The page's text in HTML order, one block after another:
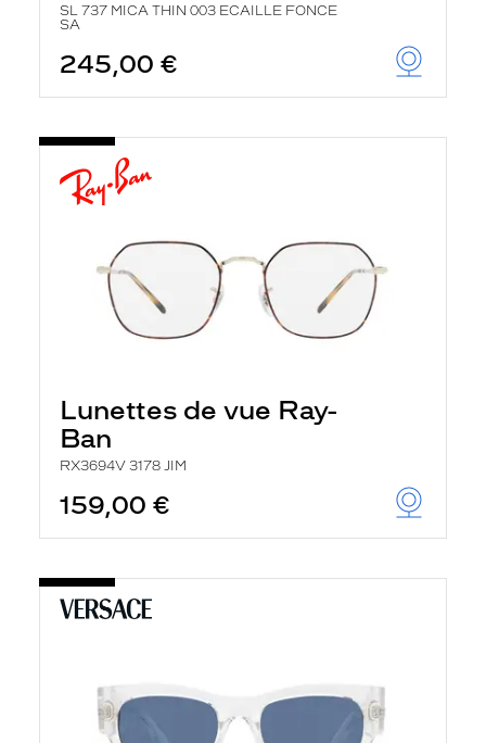
SL 737 MICA THIN 003 ECAILLE FONCE
SA
245,00 €
Lunettes de vue Ray-
Ban
RX3694V 3178 JIM
159,00 €